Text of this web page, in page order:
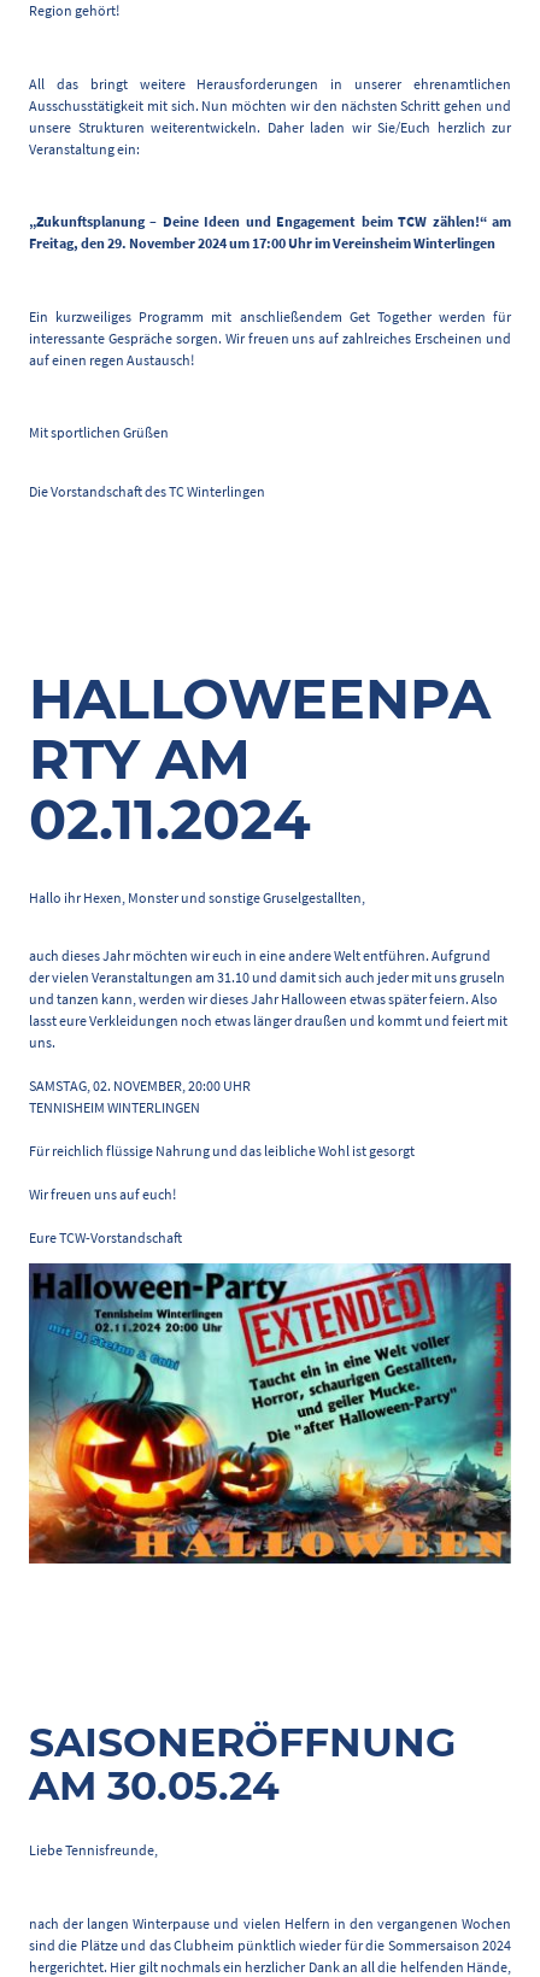
Region gehört!
All das bringt weitere Herausforderungen in unserer ehrenamtlichen
Ausschusstätigkeit mit sich. Nun möchten wir den nächsten Schritt gehen und
unsere Strukturen weiterentwickeln. Daher laden wir Sie/Euch herzlich zur
Veranstaltung ein:
„Zukunftsplanung – Deine Ideen und Engagement beim TCW zählen!“ am
Freitag, den 29. November 2024 um 17:00 Uhr im Vereinsheim Winterlingen
Ein kurzweiliges Programm mit anschließendem Get Together werden für
interessante Gespräche sorgen. Wir freuen uns auf zahlreiches Erscheinen und
auf einen regen Austausch!
Mit sportlichen Grüßen
Die Vorstandschaft des TC Winterlingen
HALLOWEENPA
RTY AM
02.11.2024
Hallo ihr Hexen, Monster und sonstige Gruselgestallten,
auch dieses Jahr möchten wir euch in eine andere Welt entführen. Aufgrund
der vielen Veranstaltungen am 31.10 und damit sich auch jeder mit uns gruseln
und tanzen kann, werden wir dieses Jahr Halloween etwas später feiern. Also
lasst eure Verkleidungen noch etwas länger draußen und kommt und feiert mit
uns.
SAMSTAG, 02. NOVEMBER, 20:00 UHR
TENNISHEIM WINTERLINGEN
Für reichlich flüssige Nahrung und das leibliche Wohl ist gesorgt
Wir freuen uns auf euch!
Eure TCW-Vorstandschaft
SAISONERÖFFNUNG
AM 30.05.24
Liebe Tennisfreunde,
nach der langen Winterpause und vielen Helfern in den vergangenen Wochen
sind die Plätze und das Clubheim pünktlich wieder für die Sommersaison 2024
hergerichtet. Hier gilt nochmals ein herzlicher Dank an all die helfenden Hände,